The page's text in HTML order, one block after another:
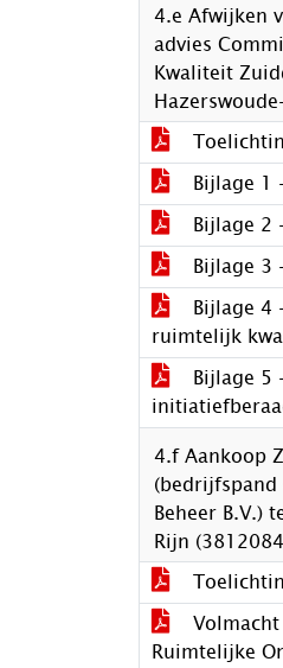
4.e Afwijken
advies
Kwaliteit
Bijlage 1
Bijlage 2
Bijlage 3
Bijlage 4
ruimtelijk
Bijlage 5
4.f Aankoop
(bedrijfspand
Beheer B.V.)
Rijn
Ruimtelijke